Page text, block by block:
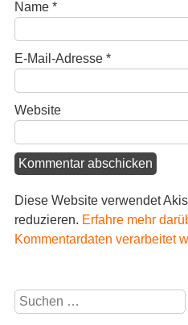
Name *
E-Mail-Adresse *
Website
Diese Website verwendet
reduzieren. Erfahre mehr
Kommentardaten verarbeitet
Suchen
nach: